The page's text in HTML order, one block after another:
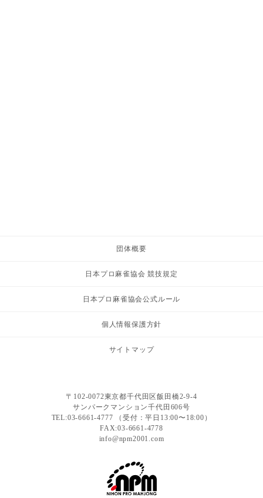
団体概要
日本プロ麻雀協会 競技規定
日本プロ麻雀協会公式ルール
個人情報保護方針
サイトマップ
〒102-0072東京都千代田区飯田橋2-9-4
サンパークマンション千代田606号
TEL:03-6661-4777 （受付：平日13:00〜18:00）
FAX:03-6661-4778
info@npm2001.com